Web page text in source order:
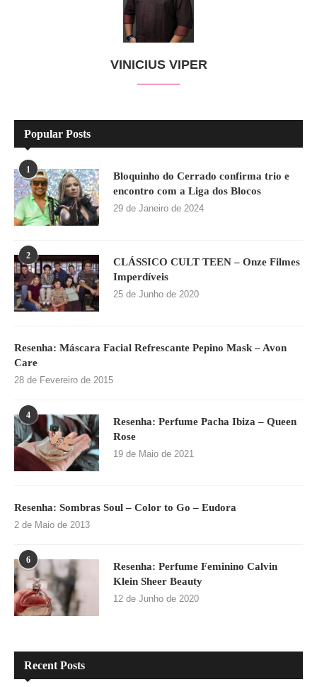
VINICIUS VIPER
Popular Posts
1
Bloquinho do Cerrado confirma trio e
encontro com a Liga dos Blocos
29 de Janeiro de 2024
2
CLÁSSICO CULT TEEN – Onze Filmes
Imperdíveis
25 de Junho de 2020
Resenha: Máscara Facial Refrescante Pepino Mask – Avon
Care
28 de Fevereiro de 2015
4
Resenha: Perfume Pacha Ibiza – Queen
Rose
19 de Maio de 2021
Resenha: Sombras Soul – Color to Go – Eudora
2 de Maio de 2013
6
Resenha: Perfume Feminino Calvin
Klein Sheer Beauty
12 de Junho de 2020
Recent Posts